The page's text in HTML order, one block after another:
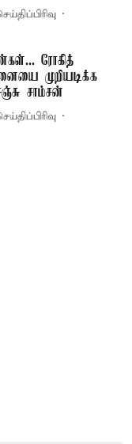
ரோகித்
முறியடிக்க
சாம்சன்